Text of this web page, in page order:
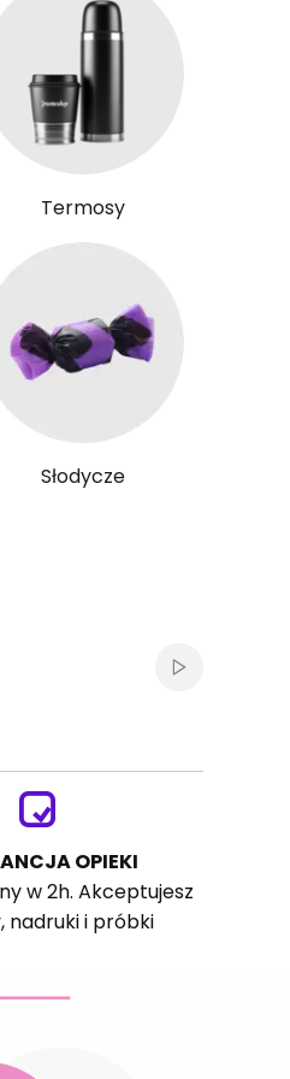
Termosy
Słodycze
Włącz
OPIEKI
w 2h. Akceptujesz
nadruki i próbki